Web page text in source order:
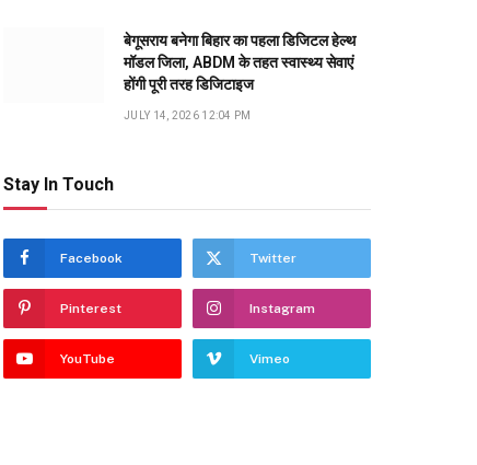
बेगूसराय बनेगा बिहार का पहला डिजिटल हेल्थ
मॉडल जिला, ABDM के तहत स्वास्थ्य सेवाएं
होंगी पूरी तरह डिजिटाइज
JULY 14, 2026 12:04 PM
Stay In Touch
Facebook Twitter
Pinterest Instagram
YouTube Vimeo